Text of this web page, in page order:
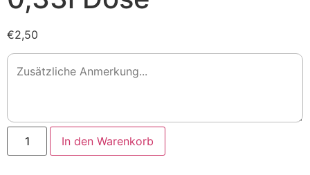
€2,50
Rauch
Eistee
Pfirsich
In den Warenkorb